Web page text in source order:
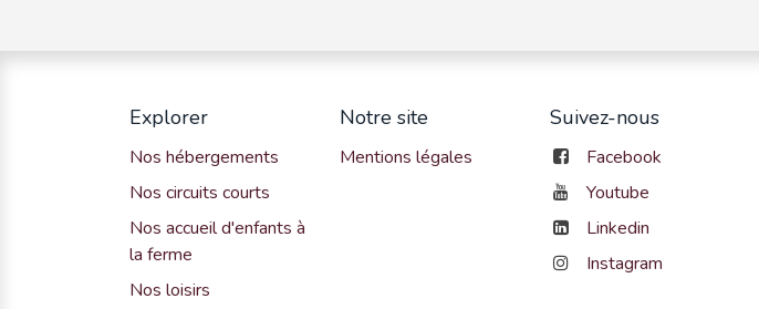
Explorer
Nos hébergements
Nos circuits courts
Nos accueil d'enfants à
la ferme
Nos loisirs
Notre site
Mentions légales
Suivez-nous
Facebook
Youtube
Linkedin
Instagram